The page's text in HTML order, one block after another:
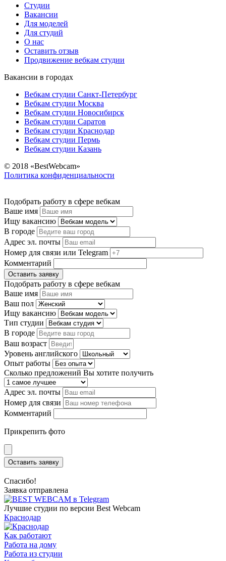
Студии
Вакансии
Для моделей
Для студий
О нас
Оставить отзыв
Продвижение вебкам студии
Вакансии в городах
Вебкам студии Санкт-Петербург
Вебкам студии Москва
Вебкам студии Новосибирск
Вебкам студии Саратов
Вебкам студии Краснодар
Вебкам студии Пермь
Вебкам студии Казань
© 2018 «BestWebcam»
Политика конфиденциальности
Подобрать работу в сфере вебкам
Ваше имя
Ищу вакансию
В городе
Адрес эл. почты
Номер для связи или Telegram
Комментарий
Оставить заявку
Подобрать работу в сфере вебкам
Ваше имя
Ваш пол
Ищу вакансию
Тип студии
В городе
Ваш возраст
Уровень английского
Опыт работы
Сколько предложений Вы хотите получить
Адрес эл. почты
Номер для связи
Комментарий
Прикрепить фото
Оставить заявку
Спасибо!
Заявка отправлена
Лучшие студии по версии Best Webcam
Краснодар
Как работают
Работа на дому
Работа из студии